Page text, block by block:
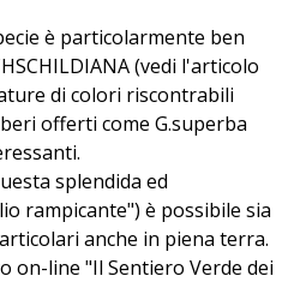
è particolarmente ben
(vedi l'articolo
di colori riscontrabili
offerti come G.superba
splendida ed
rampicante") è possibile sia
anche in piena terra.
on-line "Il Sentiero Verde dei